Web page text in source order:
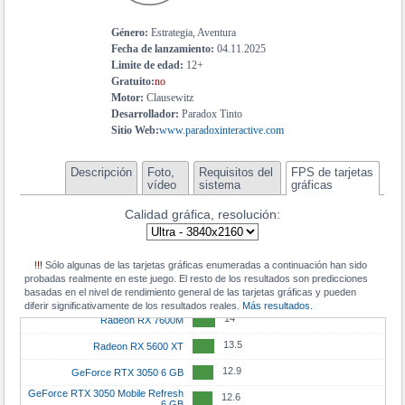
Género: Estrategia, Aventura
Fecha de lanzamiento: 04.11.2025
Limite de edad: 12+
Gratuito:no
Motor: Clausewitz
Desarrollador: Paradox Tinto
Sitio Web:www.paradoxinteractive.com
Descripción
Foto,
vídeo
Requisitos del
sistema
FPS de tarjetas
gráficas
Calidad gráfica, resolución:
!!! Sólo algunas de las tarjetas gráficas enumeradas a continuación han sido
probadas realmente en este juego. El resto de los resultados son predicciones
basadas en el nivel de rendimiento general de las tarjetas gráficas y pueden
diferir significativamente de los resultados reales.Más resultados.
Arc A770M
GeForce RTX 3050 16.6
16.5
Radeon RX 6700S
Radeon RX 6650 XT 16.4
Radeon RX 6600M 16.3
GeForce RTX 3060 Mobile 16.3
Radeon RX 7600M XT 15.8
Radeon RX 7700S 15.6
Radeon RX 6600 XT 15.6
GeForce RTX 2060 Max-Q 14.2
Radeon RX 6650M 14.2
Radeon RX 7600M 14
Radeon RX 5600 XT 13.5
GeForce RTX 3050 6 GB 12.9
GeForce RTX 3050 Mobile Refresh
12.6
GeForce RTX 4060 Ti 16 GB
GeForce RTX 4060 Ti 8 GB
GeForce RTX 3060 Ti GDDR6X
Arc B580
GeForce RTX 4070 Mobile 27.1
27
GeForce RTX 4060 27
Radeon RX 6750 XT 26.8
Radeon RX 9060 XT 16 GB 26.6
Radeon Pro W6800 26
Radeon RX 6850M XT 26
GeForce RTX 5050 25.9
Radeon RX 7600 XT 24.6
GeForce RTX 4060 Mobile 23.9
GeForce RTX 3060 Ti 23.9
Radeon RX 7600 23.4